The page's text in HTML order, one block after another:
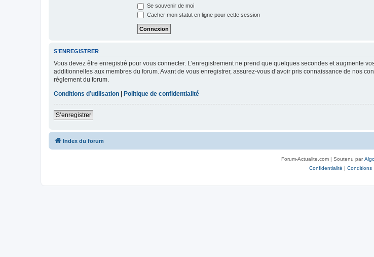
Se souvenir de moi
Cacher mon statut en ligne pour cette session
S’ENREGISTRER
Vous devez être enregistré pour vous connecter. L’enregistrement ne prend que quelques secondes et augmente
additionnelles aux membres du forum. Avant de vous enregistrer, assurez-vous d’avoir pris connaissance de nos
règlement du forum.
Conditions d’utilisation | Politique de confidentialité
S’enregistrer
Index du forum
Forum-Actualite.com | Soutenu par
Confidentialité | Conditions